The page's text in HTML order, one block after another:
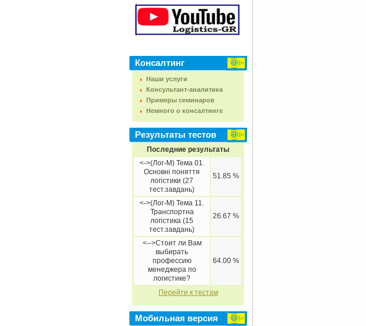
Консалтинг
Наши услуги
Консультант-аналитика
Примеры семинаров
Немного о консалтинге
Результаты тестов
Последние результаты
<->(Лог-М) Тема 01.
Основні поняття
логістики (27
тест.завдань)
51.85 %
<->(Лог-М) Тема 11.
Транспортна
логістика (15
тест.завдань)
26.67 %
<-->Стоит ли Вам
выбирать
профессию
менеджера по
логистике?
64.00 %
Перейти к тестам
Мобильная версия